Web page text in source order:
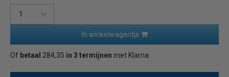
In winkelwagentje
Of betaal 284,35 in 3 termijnen met Klarna